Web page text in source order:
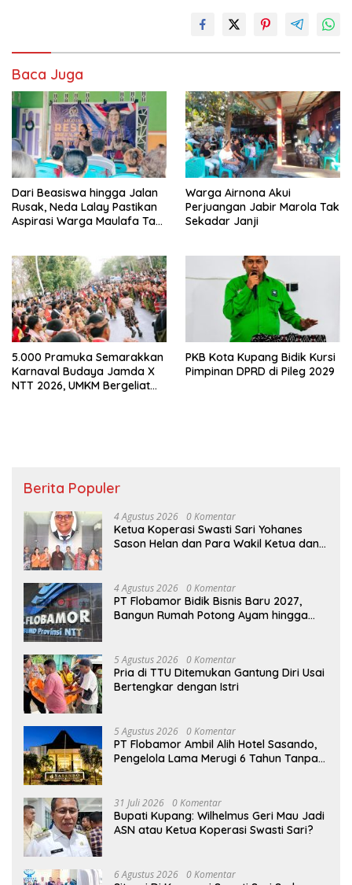
Baca Juga
Dari Beasiswa hingga Jalan
Rusak, Neda Lalay Pastikan
Aspirasi Warga Maulafa Tak
Warga Airnona Akui
Perjuangan Jabir Marola Tak
Sekadar Janji
5.000 Pramuka Semarakkan
Karnaval Budaya Jamda X
NTT 2026, UMKM Bergeliat
PKB Kota Kupang Bidik Kursi
Pimpinan DPRD di Pileg 2029
Berita Populer
4 Agustus 2026 0 Komentar
Ketua Koperasi Swasti Sari Yohanes
Sason Helan dan Para Wakil Ketua dan
Menyambut Sukacita
4 Agustus 2026 0 Komentar
PT Flobamor Bidik Bisnis Baru 2027,
Bangun Rumah Potong Ayam hingga
5 Agustus 2026 0 Komentar
Pria di TTU Ditemukan Gantung Diri Usai
Bertengkar dengan Istri
5 Agustus 2026 0 Komentar
PT Flobamor Ambil Alih Hotel Sasando,
Pengelola Lama Merugi 6 Tahun Tanpa
31 Juli 2026 0 Komentar
Bupati Kupang: Wilhelmus Geri Mau Jadi
ASN atau Ketua Koperasi Swasti Sari?
6 Agustus 2026 0 Komentar